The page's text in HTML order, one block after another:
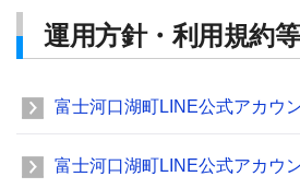
運用方針・利用規約等
富士河口湖町LINE公式アカウ
富士河口湖町LINE公式アカウ